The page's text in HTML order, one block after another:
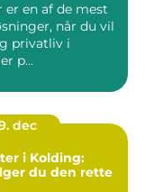
er en af de mest
når du vil
privatliv i
p...
dec
i Kolding:
du den rette